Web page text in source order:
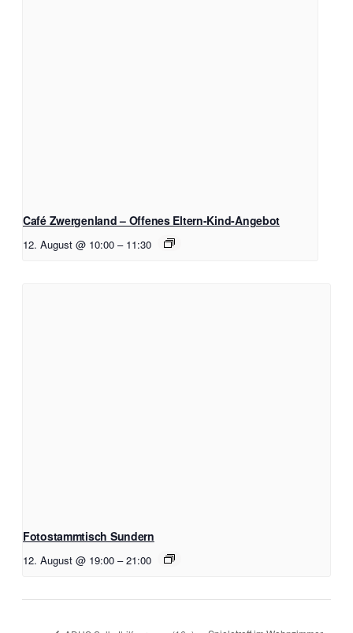
Café Zwergenland – Offenes Eltern-Kind-Angebot
12. August @ 10:00 – 11:30
Fotostammtisch Sundern
12. August @ 19:00 – 21:00